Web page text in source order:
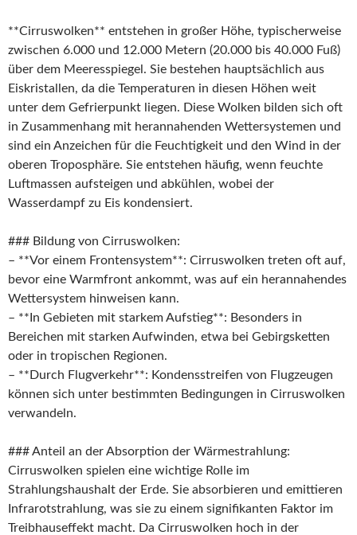
**Cirruswolken** entstehen in großer Höhe, typischerweise
zwischen 6.000 und 12.000 Metern (20.000 bis 40.000 Fuß)
über dem Meeresspiegel. Sie bestehen hauptsächlich aus
Eiskristallen, da die Temperaturen in diesen Höhen weit
unter dem Gefrierpunkt liegen. Diese Wolken bilden sich oft
in Zusammenhang mit herannahenden Wettersystemen und
sind ein Anzeichen für die Feuchtigkeit und den Wind in der
oberen Troposphäre. Sie entstehen häufig, wenn feuchte
Luftmassen aufsteigen und abkühlen, wobei der
Wasserdampf zu Eis kondensiert.
### Bildung von Cirruswolken:
– **Vor einem Frontensystem**: Cirruswolken treten oft auf,
bevor eine Warmfront ankommt, was auf ein herannahendes
Wettersystem hinweisen kann.
– **In Gebieten mit starkem Aufstieg**: Besonders in
Bereichen mit starken Aufwinden, etwa bei Gebirgsketten
oder in tropischen Regionen.
– **Durch Flugverkehr**: Kondensstreifen von Flugzeugen
können sich unter bestimmten Bedingungen in Cirruswolken
verwandeln.
### Anteil an der Absorption der Wärmestrahlung:
Cirruswolken spielen eine wichtige Rolle im
Strahlungshaushalt der Erde. Sie absorbieren und emittieren
Infrarotstrahlung, was sie zu einem signifikanten Faktor im
Treibhauseffekt macht. Da Cirruswolken hoch in der